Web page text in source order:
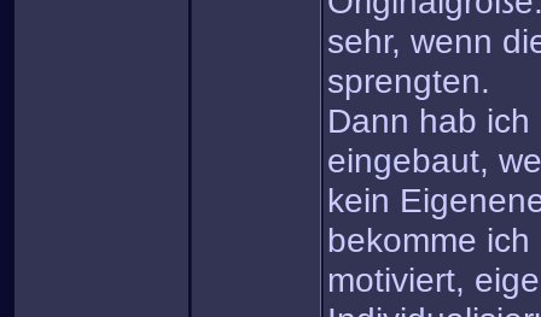
sehr, wenn
sprengten.
Dann hab
eingebaut,
kein
bekomme
motiviert,